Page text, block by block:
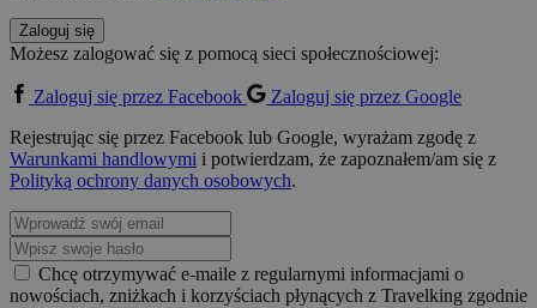
Zaloguj się
Możesz zalogować się z pomocą sieci społecznościowej:
Zaloguj się przez Facebook
Zaloguj się przez Google
Rejestrując się przez Facebook lub Google, wyrażam zgodę z
Warunkami handlowymi i potwierdzam, że zapoznałem/am się z
Polityką ochrony danych osobowych.
Chcę otrzymywać e-maile z regularnymi informacjami o
nowościach, zniżkach i korzyściach płynących z Travelking zgodnie